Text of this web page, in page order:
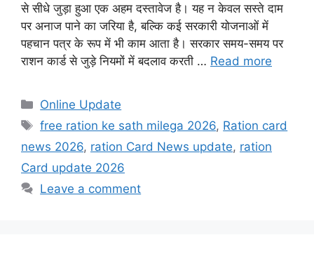
से सीधे जुड़ा हुआ एक अहम दस्तावेज है। यह न केवल सस्ते दाम
पर अनाज पाने का जरिया है, बल्कि कई सरकारी योजनाओं में
पहचान पत्र के रूप में भी काम आता है। सरकार समय-समय पर
राशन कार्ड से जुड़े नियमों में बदलाव करती … Read more
Categories
Online Update
Tags
free ration ke sath milega 2026, Ration card
news 2026, ration Card News update, ration
Card update 2026
Leave a comment